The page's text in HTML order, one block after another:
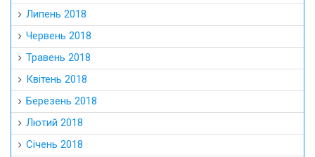
Липень 2018
Червень 2018
Травень 2018
Квітень 2018
Березень 2018
Лютий 2018
Січень 2018